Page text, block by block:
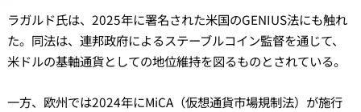
ラガルド氏は、2025年に署名された米国のGENIUS法にも触れ
た。同法は、連邦政府によるステーブルコイン監督を通じて、
米ドルの基軸通貨としての地位維持を図るものとされている。
一方、欧州では2024年にMiCA（仮想通貨市場規制法）が施行